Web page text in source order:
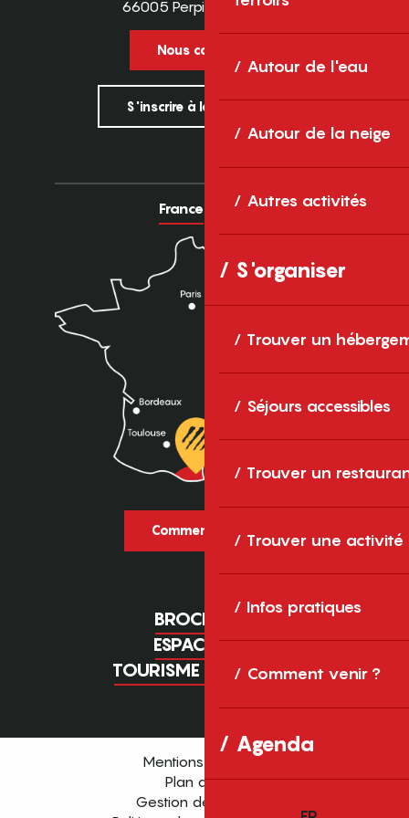
Autour de l'eau
Autour de la neige
Autres activités
S'organiser
Trouver un
Séjours accessibles
Trouver un
Trouver une activité
Infos pratiques
Comment venir ?
Agenda
66005 Perpignan Cedex
Nous contacter
S'inscrire à la newsletter
France Europe
Comment venir ?
BROCHURES
ESPACE PRO
TOURISME D'AFFAIRES
Mentions légales
Plan du site
Gestion des cookies